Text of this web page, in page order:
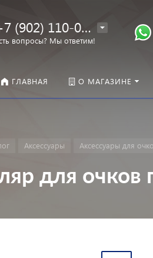
+7 (902) 110-00-22
вопросы? Мы ответим!
ГЛАВНАЯ О МАГАЗИНЕ
Аксессуары Аксессуары для
для очков